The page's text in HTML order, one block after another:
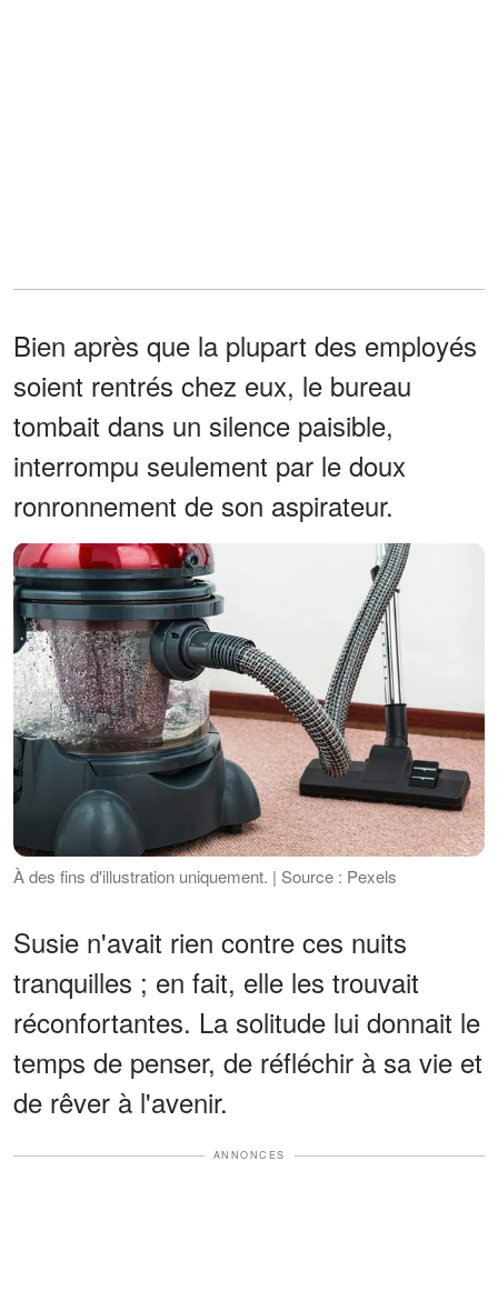
Bien après que la plupart des employés
soient rentrés chez eux, le bureau
tombait dans un silence paisible,
interrompu seulement par le doux
ronronnement de son aspirateur.
À des fins d'illustration uniquement. | Source : Pexels
Susie n'avait rien contre ces nuits
tranquilles ; en fait, elle les trouvait
réconfortantes. La solitude lui donnait le
temps de penser, de réfléchir à sa vie et
de rêver à l'avenir.
ANNONCES